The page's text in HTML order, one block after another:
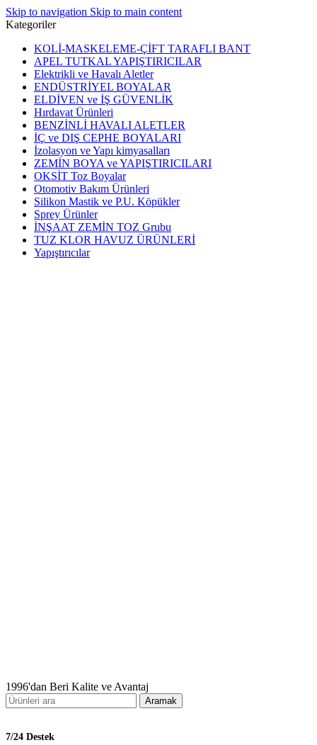
Skip to navigation Skip to main content
Kategoriler
KOLİ-MASKELEME-ÇİFT TARAFLI BANT
APEL TUTKAL YAPIŞTIRICILAR
Elektrikli ve Havalı Aletler
ENDÜSTRİYEL BOYALAR
ELDİVEN ve İŞ GÜVENLİK
Hırdavat Ürünleri
BENZİNLİ HAVALI ALETLER
İÇ ve DIŞ CEPHE BOYALARI
İzolasyon ve Yapı kimyasalları
ZEMİN BOYA ve YAPIŞTIRICILARI
OKSİT Toz Boyalar
Otomotiv Bakım Ürünleri
Silikon Mastik ve P.U. Köpükler
Sprey Ürünler
İNŞAAT ZEMİN TOZ Grubu
TUZ KLOR HAVUZ ÜRÜNLERİ
Yapıştırıcılar
1996'dan Beri Kalite ve Avantaj
Aramak
7/24 Destek